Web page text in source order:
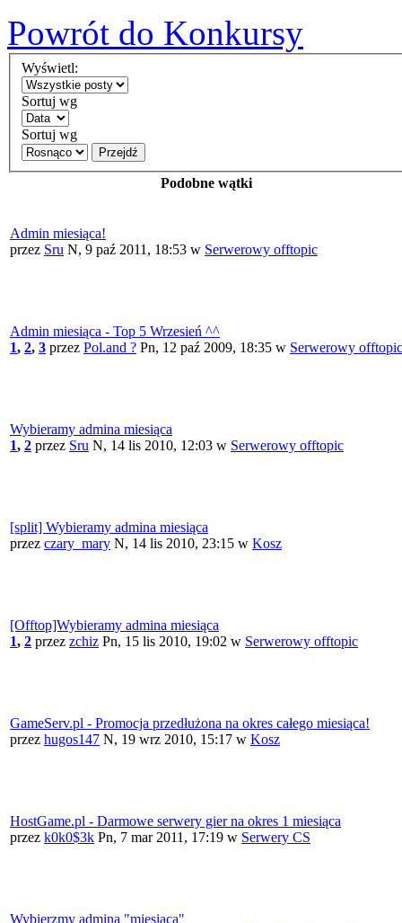
Powrót do Konkursy
Wyświetl:
Sortuj wg
Sortuj wg
Przejdź
Podobne wątki
Admin miesiąca!
przez Sru N, 9 paź 2011, 18:53 w Serwerowy offtopic
Admin miesiąca - Top 5 Wrzesień ^^
1, 2, 3 przez Pol.and ? Pn, 12 paź 2009, 18:35 w Serwerowy offtopic
Wybieramy admina miesiąca
1, 2 przez Sru N, 14 lis 2010, 12:03 w Serwerowy offtopic
[split] Wybieramy admina miesiąca
przez czary_mary N, 14 lis 2010, 23:15 w Kosz
[Offtop]Wybieramy admina miesiąca
1, 2 przez zchiz Pn, 15 lis 2010, 19:02 w Serwerowy offtopic
GameServ.pl - Promocja przedłużona na okres całego miesiąca!
przez hugos147 N, 19 wrz 2010, 15:17 w Kosz
HostGame.pl - Darmowe serwery gier na okres 1 miesiąca
przez k0k0$3k Pn, 7 mar 2011, 17:19 w Serwery CS
Wybierzmy admina "miesiąca"